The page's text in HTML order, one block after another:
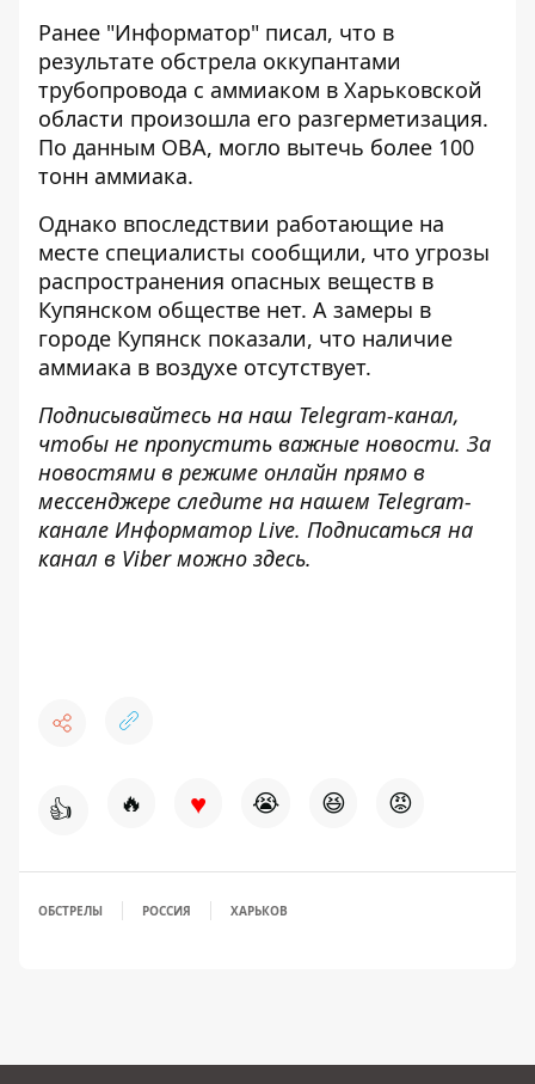
Ранее "Информатор" писал, что в
результате обстрела оккупантами
трубопровода с аммиаком в Харьковской
области произошла его разгерметизация.
По данным ОВА, могло вытечь более 100
тонн аммиака.
Однако впоследствии работающие на
месте специалисты сообщили, что угрозы
распространения опасных веществ в
Купянском обществе нет. А замеры в
городе Купянск показали, что наличие
аммиака в воздухе отсутствует.
Подписывайтесь на наш Telegram-канал,
чтобы не пропустить важные новости. За
новостями в режиме онлайн прямо в
мессенджере следите на нашем Telegram-
канале Информатор Live. Подписаться на
канал в Viber можно здесь.
👍 🔥 ♥ 😭 😆 😡
ОБСТРЕЛЫ РОССИЯ ХАРЬКОВ